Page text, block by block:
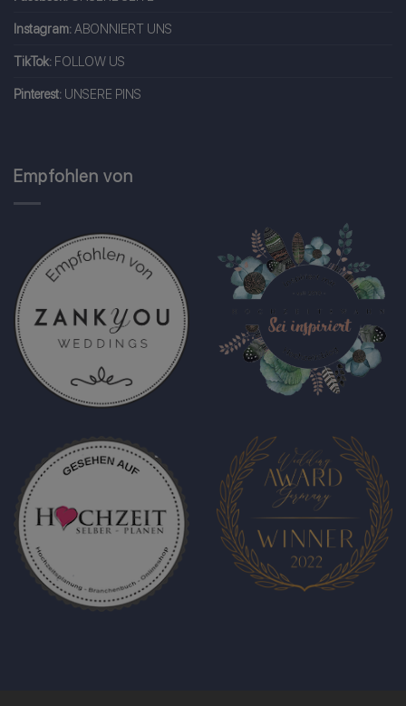
Instagram:ABONNIERT UNS
TikTok: FOLLOW US
Pinterest: UNSERE PINS
Empfohlen von